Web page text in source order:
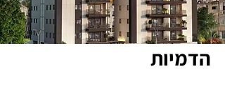
הדמיות